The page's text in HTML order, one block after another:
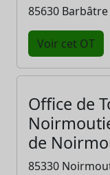
85630 Barbâtre
Voir cet OT
Office de
de
85330